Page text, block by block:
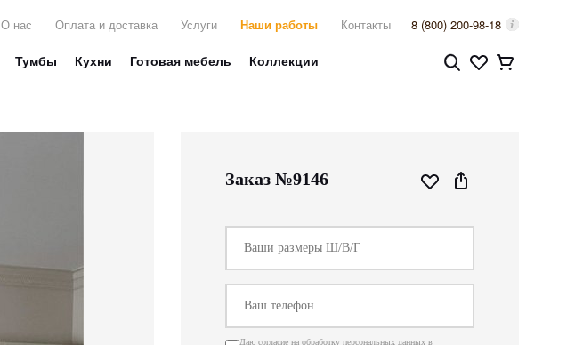
О нас Оплата и доставка Услуги Наши работы Контакты 8 (800) 200-98-18
Тумбы Кухни Готовая мебель Коллекции
Заказ №9146
Даю согласие на обработку персональных данных в